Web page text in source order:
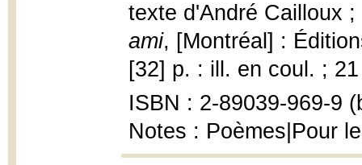
texte d'André Cailloux
ami, [Montréal] :
[32] p. : ill. en coul. ;
ISBN : 2-89039-969-9
Notes : Poèmes|Pour